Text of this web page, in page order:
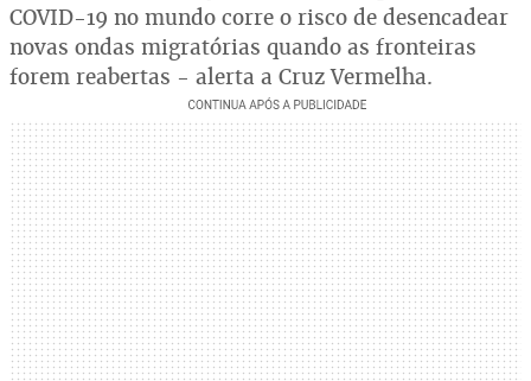
COVID-19 no mundo corre o risco de desencadear
novas ondas migratórias quando as fronteiras
forem reabertas - alerta a Cruz Vermelha.